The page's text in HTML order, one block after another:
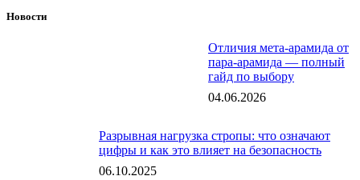
Новости
Отличия мета-арамида от
пара-арамида — полный
гайд по выбору
04.06.2026
Разрывная нагрузка стропы: что означают
цифры и как это влияет на безопасность
06.10.2025